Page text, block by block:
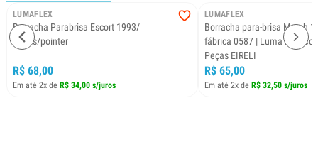
LUMAFLEX
Borracha Parabrisa Escort 1993/
Logus/pointer
R$ 68,00
Em até 2x de R$ 34,00 s/juros
LUMAFLEX
Borracha para-brisa March
fábrica 0587 | Luma Flex
Peças EIRELI
R$ 65,00
Em até 2x de R$ 32,50 s/juros